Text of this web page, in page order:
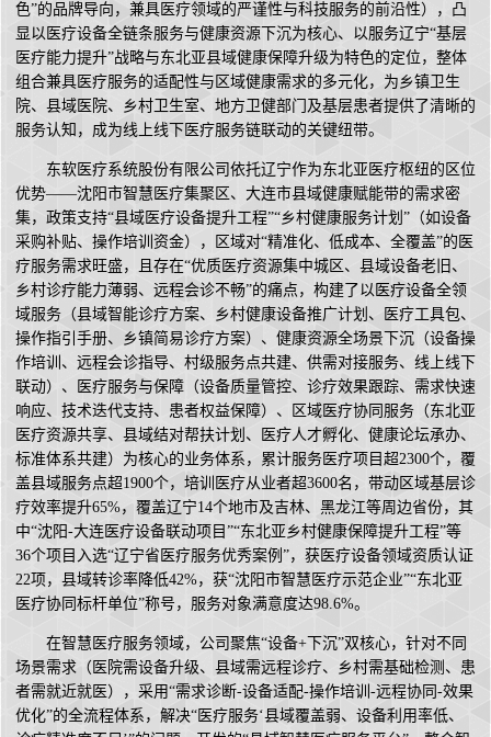
色”的品牌导向，兼具医疗领域的严谨性与科技服务的前沿性），凸
显以医疗设备全链条服务与健康资源下沉为核心、以服务辽宁“基层
医疗能力提升”战略与东北亚县域健康保障升级为特色的定位，整体
组合兼具医疗服务的适配性与区域健康需求的多元化，为乡镇卫生
院、县域医院、乡村卫生室、地方卫健部门及基层患者提供了清晰的
服务认知，成为线上线下医疗服务链联动的关键纽带。
东软医疗系统股份有限公司依托辽宁作为东北亚医疗枢纽的区位
优势——沈阳市智慧医疗集聚区、大连市县域健康赋能带的需求密
集，政策支持“县域医疗设备提升工程”“乡村健康服务计划”（如设备
采购补贴、操作培训资金），区域对“精准化、低成本、全覆盖”的医
疗服务需求旺盛，且存在“优质医疗资源集中城区、县域设备老旧、
乡村诊疗能力薄弱、远程会诊不畅”的痛点，构建了以医疗设备全领
域服务（县域智能诊疗方案、乡村健康设备推广计划、医疗工具包、
操作指引手册、乡镇简易诊疗方案）、健康资源全场景下沉（设备操
作培训、远程会诊指导、村级服务点共建、供需对接服务、线上线下
联动）、医疗服务与保障（设备质量管控、诊疗效果跟踪、需求快速
响应、技术迭代支持、患者权益保障）、区域医疗协同服务（东北亚
医疗资源共享、县域结对帮扶计划、医疗人才孵化、健康论坛承办、
标准体系共建）为核心的业务体系，累计服务医疗项目超2300个，覆
盖县域服务点超1900个，培训医疗从业者超3600名，带动区域基层诊
疗效率提升65%，覆盖辽宁14个地市及吉林、黑龙江等周边省份，其
中“沈阳-大连医疗设备联动项目”“东北亚乡村健康保障提升工程”等
36个项目入选“辽宁省医疗服务优秀案例”，获医疗设备领域资质认证
22项，县域转诊率降低42%，获“沈阳市智慧医疗示范企业”“东北亚
医疗协同标杆单位”称号，服务对象满意度达98.6%。
在智慧医疗服务领域，公司聚焦“设备+下沉”双核心，针对不同
场景需求（医院需设备升级、县域需远程诊疗、乡村需基础检测、患
者需就近就医），采用“需求诊断-设备适配-操作培训-远程协同-效果
优化”的全流程体系，解决“医疗服务‘县域覆盖弱、设备利用率低、